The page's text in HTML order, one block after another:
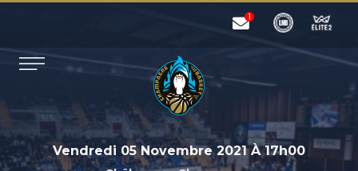
Vendredi 05 Novembre 2021À 17h00